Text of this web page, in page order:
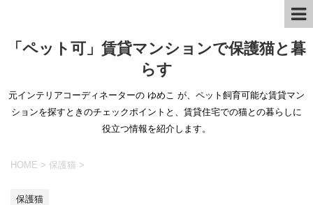
「ペット可」賃貸マンションで保護猫と暮
らす
元インテリアコーディネーターの ゆめこ が、ペット飼育可能な賃貸マン
ションを探すときのチェックポイントと、賃貸住宅での猫との暮らしに
役立つ情報を紹介します。
HOME > 保護猫 >
保護猫